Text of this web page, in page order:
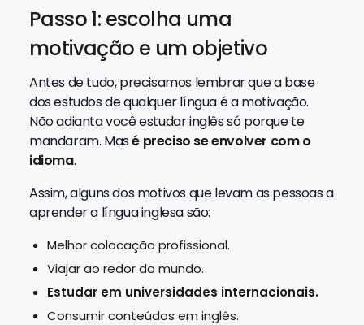
Passo 1: escolha uma
motivação e um objetivo
Antes de tudo, precisamos lembrar que a base
dos estudos de qualquer língua é a motivação.
Não adianta você estudar inglês só porque te
mandaram. Masé preciso se envolver com o
idioma.
Assim, alguns dos motivos que levam as pessoas a
aprender a língua inglesa são:
Melhor colocação profissional.
Viajar ao redor do mundo.
Estudar em universidades internacionais.
Consumir conteúdos em inglês.